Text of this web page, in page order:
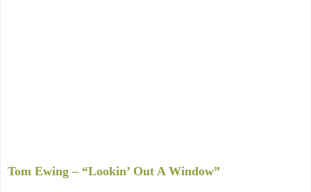
Tom Ewing – “Lookin’ Out A Window”